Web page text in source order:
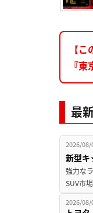
【
『
最
2026/08/
新型キ
強力な
SUV市
2026/08/